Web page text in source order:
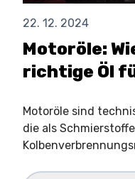
22. 12. 2024
Motoröle:
richtige Öl
Motoröle sind
die als